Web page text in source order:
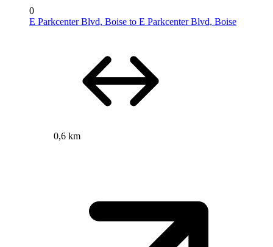
0
E Parkcenter Blvd, Boise to E Parkcenter Blvd, Boise
0,6 km